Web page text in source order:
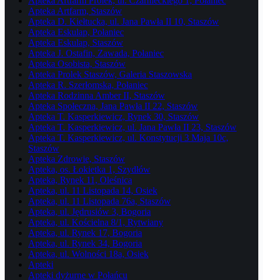
Apteka Artfarm, Staszów
Apteka D. Kiełtucka, ul. Jana Pawła II 10, Staszów
Apteka Eskulap, Połaniec
Apteka Eskulap, Staszów
Apteka J. Ostafin, Zawada, Połaniec
Apteka Osobista, Staszów
Apteka Prolek Staszów, Galeria Staszowska
Apteka R. Szerłomska, Połaniec
Apteka Rodzinna Amber II, Staszów
Apteka Społeczna, Jana Pawła II 22, Staszów
Apteka T. Kasperkiewicz, Rynek 30, Staszów
Apteka T. Kasperkiewicz, ul. Jana Pawła II 23, Staszów
Apteka T. Kasperkiewicz, ul. Konstytucji 3 Maja 10c,
Staszów
Apteka Zdrowie, Staszów
Apteka, os. Łokietka 1, Szydłów
Apteka, Rynek 11, Oleśnica
Apteka, ul. 11 Listopada 14, Osiek
Apteka, ul. 11 Listopada 76a, Staszów
Apteka, ul. Jędrusiów 3, Bogoria
Apteka, ul. Kościelna 8/1, Rytwiany
Apteka, ul. Rynek 17, Bogoria
Apteka, ul. Rynek 34, Bogoria
Apteka, ul. Wolności 18a, Osiek
Apteki
Apteki dyżurne w Połańcu